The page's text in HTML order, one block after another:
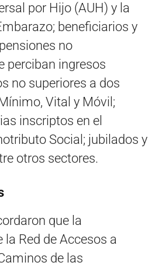
por Hijo (AUH) y la
beneficiarios y
no
perciban ingresos
no superiores a dos
Vital y Móvil;
inscriptos en el
Social; jubilados y
otros sectores.
que la
la Red de Accesos a
de las